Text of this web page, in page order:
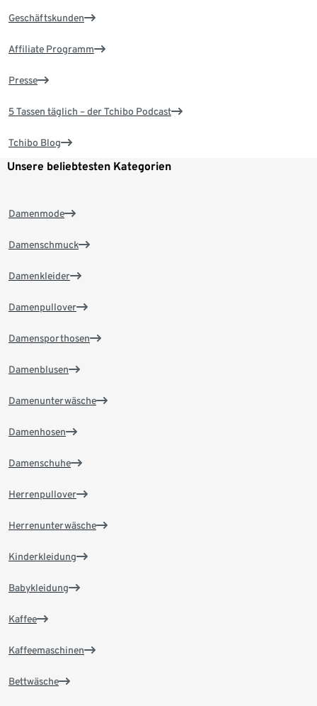
Geschäftskunden
Affiliate Programm
Presse
5 Tassen täglich – der Tchibo Podcast
Tchibo Blog
Unsere beliebtesten Kategorien
Damenmode
Damenschmuck
Damenkleider
Damenpullover
Damensporthosen
Damenblusen
Damenunterwäsche
Damenhosen
Damenschuhe
Herrenpullover
Herrenunterwäsche
Kinderkleidung
Babykleidung
Kaffee
Kaffeemaschinen
Bettwäsche